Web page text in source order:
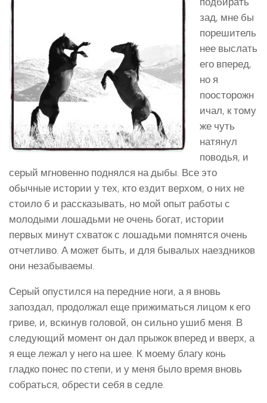
зад, мне бы
порешитель
нее выслать
его вперед,
но я
поосторожн
ичал, к тому
же чуть
натянул
поводья, и
серый мгновенно поднялся на дыбы. Все это
обычные истории у тех, кто ездит верхом, о них не
стоило б и рассказывать, но мой опыт работы с
молодыми лошадьми не очень богат, истории
первых минут схваток с лошадьми помнятся очень
отчетливо. А может быть, и для бывалых наездников
они незабываемы.
Серый опустился на передние ноги, а я вновь
запоздал, продолжал еще прижиматься лицом к его
гриве, и, вскинув головой, он сильно ушиб меня. В
следующий момент он дал прыжок вперед и вверх, а
я еще лежал у него на шее. К моему благу конь
гладко понес по степи, и у меня было время вновь
собраться, обрести себя в седле.